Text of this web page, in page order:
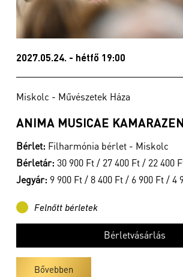
2027.05.24. - hétfő 19:00
Miskolc - Művészetek Háza
ANIMA MUSICAE
Bérlet: Filharmónia bérlet - Miskolc
Bérletár: 30 900 Ft / 27 400 Ft / 22 400
Jegyár: 9 900 Ft / 8 400 Ft / 6 900 Ft / 4
Felnőtt bérletek
Bérletvásárlás
Bővebben